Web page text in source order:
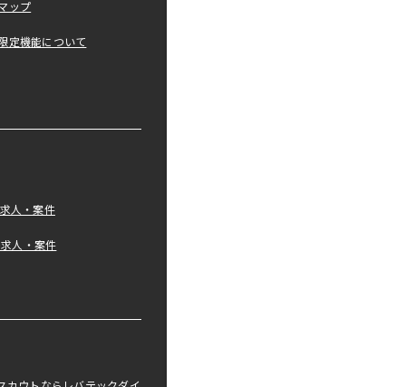
ップ
定機能について
人・案件
人・案件